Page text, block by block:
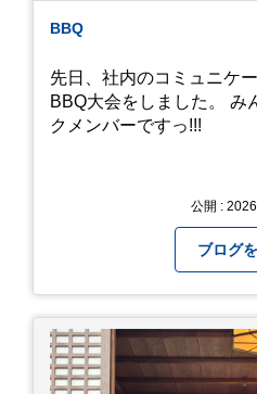
BBQ
先日、社内のコミュニケ
BBQ大会をしました。 み
クメンバーですっ!!!
公開 :
ブログ